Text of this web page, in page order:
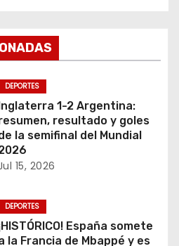
DEPORTES
Inglaterra 1-2 Argentina:
resultado y goles
la semifinal del Mundial
15, 2026
DEPORTES
España somete
la Francia de Mbappé y es